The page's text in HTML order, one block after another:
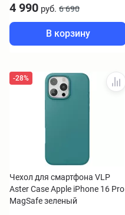
4 990 руб. 6 690
В корзину
-28%
Чехол для смартфона VLP
Aster Case Apple iPhone 16 Pro
MagSafe зеленый